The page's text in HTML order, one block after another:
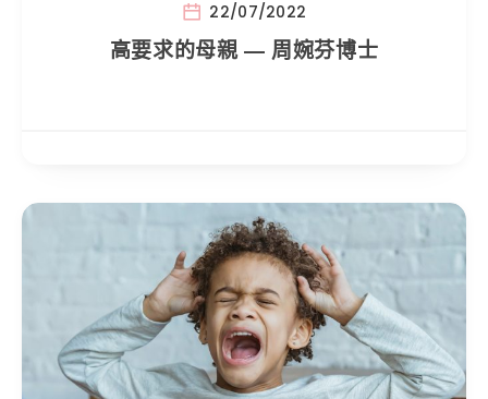
22/07/2022
高要求的母親 — 周婉芬博士